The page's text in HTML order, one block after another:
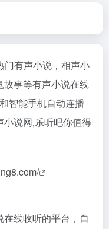
门有声小说，相声小
事等有声小说在线
智能手机自动连播
说网,乐听吧你值得
线收听的平台，自